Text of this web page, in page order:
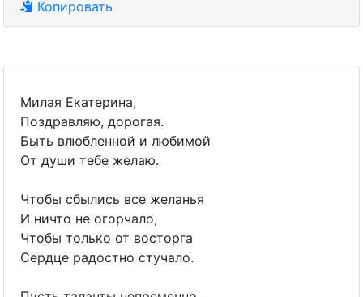
Копировать
Милая Екатерина,
Поздравляю, дорогая.
Быть влюбленной и любимой
От души тебе желаю.
Чтобы сбылись все желанья
И ничто не огорчало,
Чтобы только от восторга
Сердце радостно стучало.